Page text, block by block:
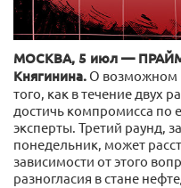
МОСКВА, 5 июл — ПРАЙМ,
Княгинина. О возможном
того, как в течение двух
достичь компромисса по
эксперты. Третий раунд,
понедельник, может
зависимости от этого
разногласия в стане